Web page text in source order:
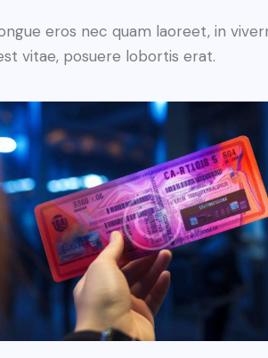
eros nec quam laoreet, in
vitae, posuere lobortis erat.